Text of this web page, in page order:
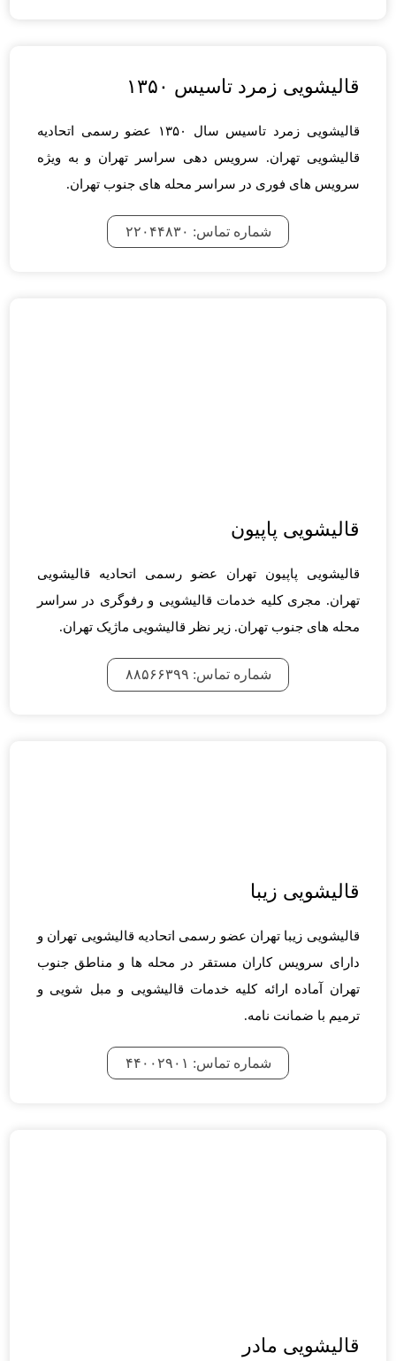
قالیشویی زمرد تاسیس ۱۳۵۰
قالیشویی زمرد تاسیس سال ۱۳۵۰ عضو رسمی اتحادیه
قالیشویی تهران. سرویس دهی سراسر تهران و به ویژه
سرویس های فوری در سراسر محله های جنوب تهران.
شماره تماس: ۲۲۰۴۴۸۳۰
قالیشویی پاپیون
قالیشویی پاپیون تهران عضو رسمی اتحادیه قالیشویی
تهران. مجری کلیه خدمات قالیشویی و رفوگری در سراسر
محله های جنوب تهران. زیر نظر قالیشویی ماژیک تهران.
شماره تماس: ۸۸۵۶۶۳۹۹
قالیشویی زیبا
قالیشویی زیبا تهران عضو رسمی اتحادیه قالیشویی تهران و
دارای سرویس کاران مستقر در محله ها و مناطق جنوب
تهران آماده ارائه کلیه خدمات قالیشویی و مبل شویی و
ترمیم با ضمانت نامه.
شماره تماس: ۴۴۰۰۲۹۰۱
قالیشویی مادر